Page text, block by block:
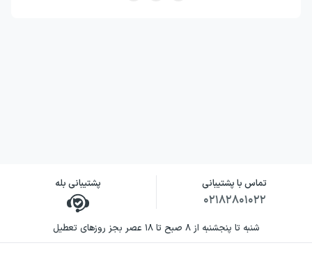
تماس با پشتیبانی
۰۲۱۸۲۸۰۱۰۲۲
پشتیبانی بله
شنبه تا پنجشنبه از ۸ صبح تا ۱۸ عصر بجز روزهای تعطیل